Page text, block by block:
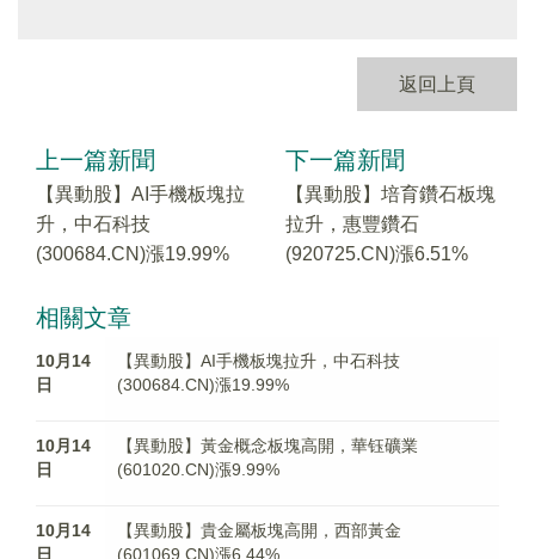
返回上頁
上一篇新聞
【異動股】AI手機板塊拉
升，中石科技
(300684.CN)漲19.99%
下一篇新聞
【異動股】培育鑽石板塊
拉升，惠豐鑽石
(920725.CN)漲6.51%
相關文章
10月14
日
【異動股】AI手機板塊拉升，中石科技
(300684.CN)漲19.99%
10月14
日
【異動股】黃金概念板塊高開，華钰礦業
(601020.CN)漲9.99%
10月14
日
【異動股】貴金屬板塊高開，西部黃金
(601069.CN)漲6.44%